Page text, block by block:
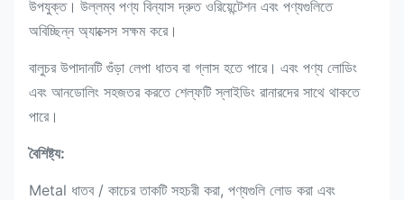
উপযুক্ত। উল্লম্ব পণ্য বিন্যাস দ্রুত ওরিয়েন্টেশন এবং পণ্যগুলিতে
অবিচ্ছিন্ন অ্যাক্সেস সক্ষম করে।
বালুচর উপাদানটি গুঁড়া লেপা ধাতব বা গ্লাস হতে পারে। এবং পণ্য লোডিং
এবং আনডোলিং সহজতর করতে শেল্ফটি স্লাইডিং রানারদের সাথে থাকতে
পারে।
বৈশিষ্ট্য:
Metal ধাতব / কাচের তাকটি সহচরী করা, পণ্যগুলি লোড করা এবং